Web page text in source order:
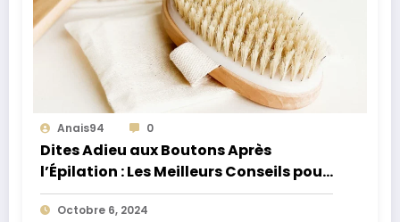
Anais94 0
Dites Adieu aux Boutons Après
l’Épilation : Les Meilleurs Conseils pour
une Peau Parfaite
Octobre 6, 2024